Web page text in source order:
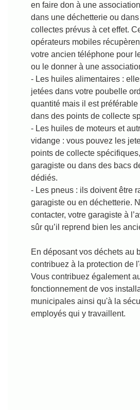
en faire don à une
dans une déchetterie ou
collectes prévus à cet effet.
opérateurs mobiles
votre ancien téléphone pour
ou le donner à une
- Les huiles alimentaires :
jetées dans votre poubelle
quantité mais il est
dans des points de collecte
- Les huiles de moteurs et
vidange : vous pouvez les
points de collecte
garagiste ou dans des bacs
dédiés.
- Les pneus : ils doivent être
garagiste ou en déchetterie.
contacter, votre garagiste à
sûr qu’il reprend bien les
En déposant vos déchets au
contribuez à la protection de
Vous contribuez également
fonctionnement de vos
municipales ainsi qu'à la
employés qui y travaillent.